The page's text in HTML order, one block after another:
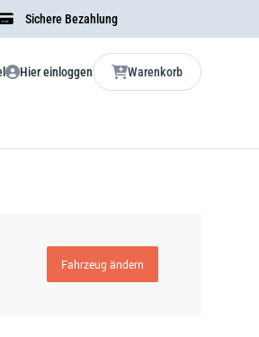
Sichere Bezahlung
Hier einloggen Warenkorb
Fahrzeug ändern